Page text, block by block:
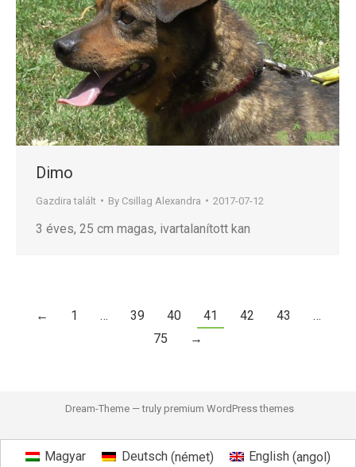
Dimo
Gazdira talált By Csillag Alexandra 2017-07-12
3 éves, 25 cm magas, ivartalanított kan
← 1 … 39 40 41 42 43
…
75
→
Dream-Theme — truly premium WordPress themes
Magyar Deutsch(német) English (angol)